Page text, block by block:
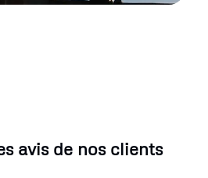
avis de nos clients